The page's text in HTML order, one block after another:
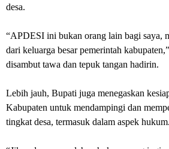
desa.
“APDESI ini bukan orang lain bagi saya,
dari keluarga besar pemerintah
disambut tawa dan tepuk tangan hadirin.
Lebih jauh, Bupati juga menegaskan
Kabupaten untuk mendampingi dan
tingkat desa, termasuk dalam aspek hukum.